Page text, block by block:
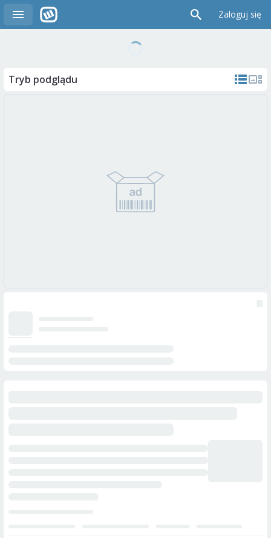
Zaloguj się
Tryb podglądu